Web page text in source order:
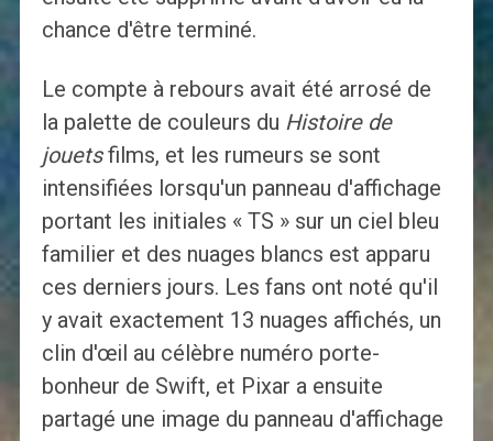
chance d'être terminé.
Le compte à rebours avait été arrosé de
la palette de couleurs du Histoire de
jouetsfilms, et les rumeurs se sont
intensifiées lorsqu'un panneau d'affichage
portant les initiales « TS » sur un ciel bleu
familier et des nuages ​​blancs est apparu
ces derniers jours. Les fans ont noté qu'il
y avait exactement 13 nuages ​​​​affichés, un
clin d'œil au célèbre numéro porte-
bonheur de Swift, et Pixar a ensuite
partagé une image du panneau d'affichage